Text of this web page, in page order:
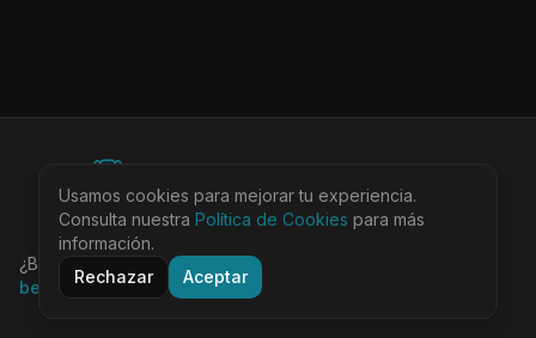
©
Ciudades LocalesAgenda TiendaMás
Aviso LegalPrivacidad CookiesTérminos
¿Buscas la guía completa de Barcelona?
bearinbcn.com
Usamos cookies para mejorar tu experiencia.
Consulta nuestra Política de Cookies para más
información.
Rechazar
Aceptar